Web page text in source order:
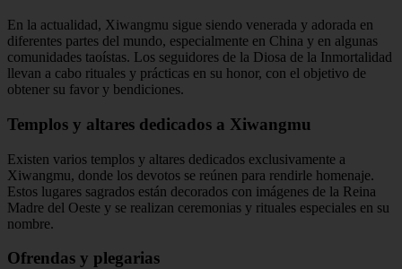
En la actualidad, Xiwangmu sigue siendo venerada y adorada en
diferentes partes del mundo, especialmente en China y en algunas
comunidades taoístas. Los seguidores de la Diosa de la Inmortalidad
llevan a cabo rituales y prácticas en su honor, con el objetivo de
obtener su favor y bendiciones.
Templos y altares dedicados a Xiwangmu
Existen varios templos y altares dedicados exclusivamente a
Xiwangmu, donde los devotos se reúnen para rendirle homenaje.
Estos lugares sagrados están decorados con imágenes de la Reina
Madre del Oeste y se realizan ceremonias y rituales especiales en su
nombre.
Ofrendas y plegarias